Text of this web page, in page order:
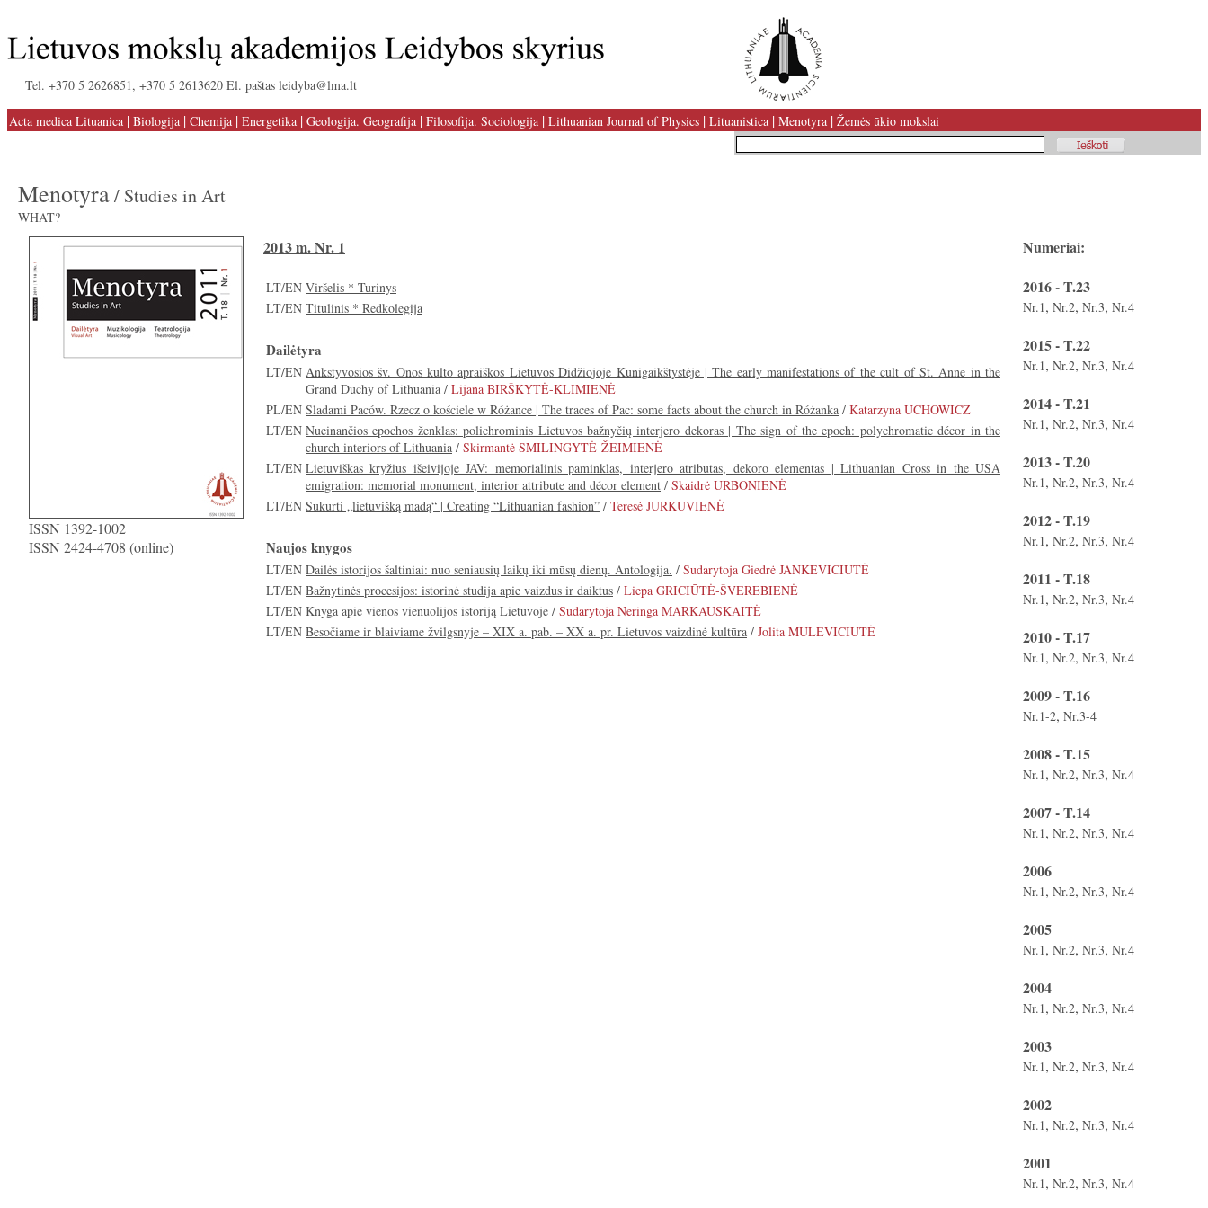
Tel. +370 5 2626851, +370 5 2613620 El. paštas leidyba@lma.lt
Acta medica Lituanica | Biologija | Chemija | Energetika | Geologija. Geografija | Filosofija. Sociologija | Lithuanian Journal of Physics | Lituanistica | Menotyra | Žemės ūkio mokslai
Menotyra/ Studies in Art
WHAT?
ISSN 1392-1002
ISSN 2424-4708 (online)
2013 m. Nr. 1
LT/EN Viršelis * Turinys
LT/EN Titulinis * Redkolegija
Dailėtyra
LT/EN Ankstyvosios šv. Onos kulto apraiškos Lietuvos Didžiojoje Kunigaikštystėje | The early manifestations of the cult of St. Anne in the
Grand Duchy of Lithuania / Lijana BIRŠKYTĖ-KLIMIENĖ
PL/EN Śladami Paców. Rzecz o kościele w Różance | The traces of Pac: some facts about the church in Różanka / Katarzyna UCHOWICZ
LT/EN Nueinančios epochos ženklas: polichrominis Lietuvos bažnyčių interjero dekoras | The sign of the epoch: polychromatic décor in the
church interiors of Lithuania / Skirmantė SMILINGYTĖ-ŽEIMIENĖ
LT/EN Lietuviškas kryžius išeivijoje JAV: memorialinis paminklas, interjero atributas, dekoro elementas | Lithuanian Cross in the USA
emigration: memorial monument, interior attribute and décor element / Skaidrė URBONIENĖ
LT/EN Sukurti „lietuvišką madą“ | Creating “Lithuanian fashion” / Teresė JURKUVIENĖ
Naujos knygos
LT/EN Dailės istorijos šaltiniai: nuo seniausių laikų iki mūsų dienų. Antologija. / Sudarytoja Giedrė JANKEVIČIŪTĖ
LT/EN Bažnytinės procesijos: istorinė studija apie vaizdus ir daiktus / Liepa GRICIŪTĖ-ŠVEREBIENĖ
LT/EN Knyga apie vienos vienuolijos istoriją Lietuvoje / Sudarytoja Neringa MARKAUSKAITĖ
LT/EN Besočiame ir blaiviame žvilgsnyje – XIX a. pab. – XX a. pr. Lietuvos vaizdinė kultūra / Jolita MULEVIČIŪTĖ
Numeriai:
2016 - T.23
Nr.1, Nr.2, Nr.3, Nr.4
2015 - T.22
Nr.1, Nr.2, Nr.3, Nr.4
2014 - T.21
Nr.1, Nr.2, Nr.3, Nr.4
2013 - T.20
Nr.1, Nr.2, Nr.3, Nr.4
2012 - T.19
Nr.1, Nr.2, Nr.3, Nr.4
2011 - T.18
Nr.1, Nr.2, Nr.3, Nr.4
2010 - T.17
Nr.1, Nr.2, Nr.3, Nr.4
2009 - T.16
Nr.1-2, Nr.3-4
2008 - T.15
Nr.1, Nr.2, Nr.3, Nr.4
2007 - T.14
Nr.1, Nr.2, Nr.3, Nr.4
2006
Nr.1, Nr.2, Nr.3, Nr.4
2005
Nr.1, Nr.2, Nr.3, Nr.4
2004
Nr.1, Nr.2, Nr.3, Nr.4
2003
Nr.1, Nr.2, Nr.3, Nr.4
2002
Nr.1, Nr.2, Nr.3, Nr.4
2001
Nr.1, Nr.2, Nr.3, Nr.4